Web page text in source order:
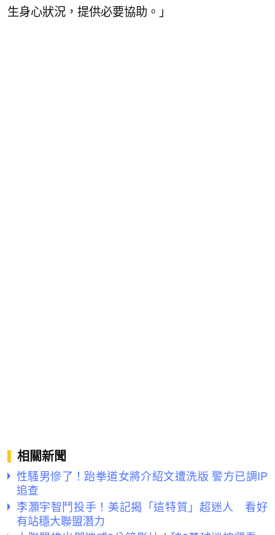
生身心狀況，提供必要協助。」
相關新聞
性騷男慘了！跆拳道女將介紹文遭洗版 警方已調IP
追查
李灝宇智鬥投手！美記揭「這特質」超迷人 看好
有站穩大聯盟潛力